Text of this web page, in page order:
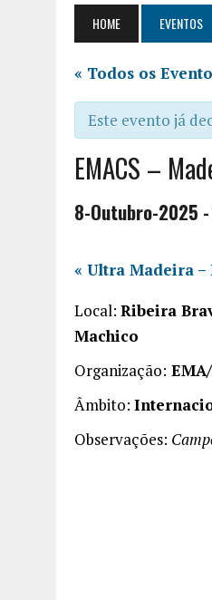
HOME EVENTOS
« Todos os
Este evento já
EMACS –
8-Outubro-2025 -
« Ultra Madeira –
Local: Ribeira
Machico
Organização:
Âmbito:
Observações: